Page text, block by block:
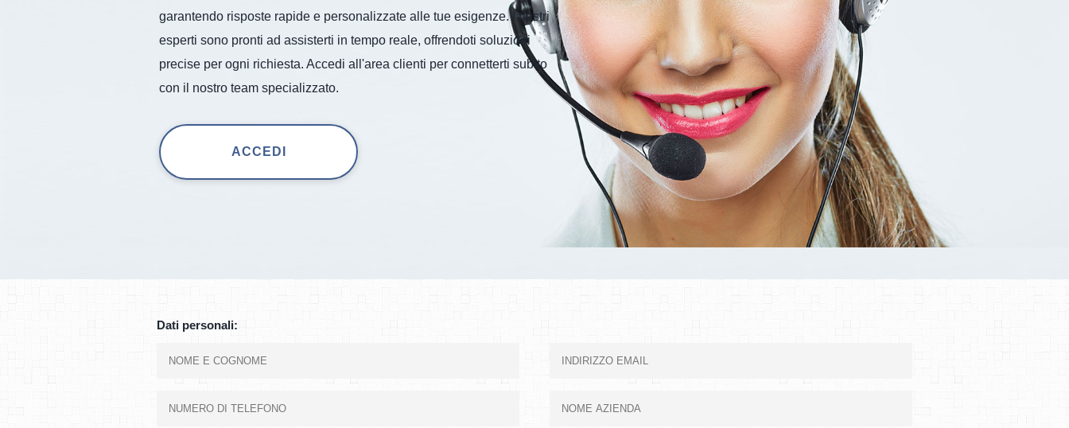
garantendo risposte rapide e personalizzate alle tue esigenze. I nostri
esperti sono pronti ad assisterti in tempo reale, offrendoti soluzioni
precise per ogni richiesta. Accedi all'area clienti per connetterti subito
con il nostro team specializzato.
ACCEDI
Dati personali: